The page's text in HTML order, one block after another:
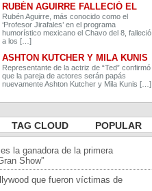
RUBÉN AGUIRRE FALLECIÓ EL
PROFESOR JIRAFALES DE EL
CHAVO DEL 8
Rubén Aguirre, más conocido como el
‘Profesor Jirafales’ en el programa
humorístico mexicano el Chavo del 8, falleció
a los […]
ASHTON KUTCHER Y MILA KUNIS
ESPERAN A SU SEGUNDO HIJO
Representante de la actriz de “Ted” confirmó
que la pareja de actores serán papás
nuevamente Ashton Kutcher y Mila Kunis […]
TAG CLOUD POPULAR
la ganadora de la primera
Show”
que fueron víctimas de